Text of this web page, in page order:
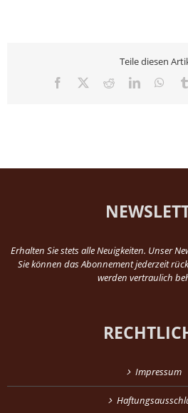
Teile diesen
Facebook RedditLinkedIn
Erhalten Sie stets alle Neuigkeiten. Unser
Sie können das Abonnement jederzeit
werden vertraulich
Impressum